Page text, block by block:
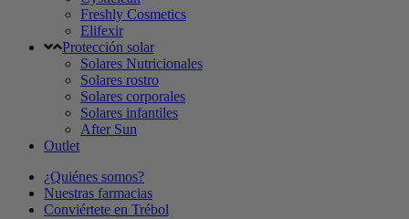
Freshly Cosmetics
Elifexir
Protección solar
Solares Nutricionales
Solares rostro
Solares corporales
Solares infantiles
After Sun
Outlet
¿Quiénes somos?
Nuestras farmacias
Conviértete en Trébol